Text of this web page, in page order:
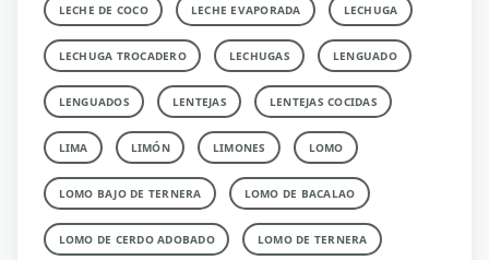
LECHE DE COCO LECHE EVAPORADA LECHUGA
LECHUGA TROCADERO LECHUGAS LENGUADO
LENGUADOS LENTEJAS LENTEJAS COCIDAS
LIMA LIMÓN LIMONES LOMO
LOMO BAJO DE TERNERA LOMO DE BACALAO
LOMO DE CERDO ADOBADO LOMO DE TERNERA